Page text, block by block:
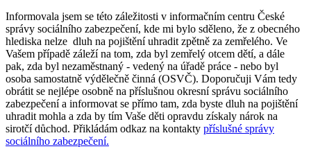
Informovala jsem se této záležitosti v informačním centru České
správy sociálního zabezpečení, kde mi bylo sděleno, že z obecného
hlediska nelze dluh na pojištění uhradit zpětně za zemřelého. Ve
Vašem případě záleží na tom, zda byl zemřelý otcem dětí, a dále
pak, zda byl nezaměstnaný - vedený na úřadě práce - nebo byl
osoba samostatně výdělečně činná (OSVČ). Doporučuji Vám tedy
obrátit se nejlépe osobně na příslušnou okresní správu sociálního
zabezpečení a informovat se přímo tam, zda byste dluh na pojištění
uhradit mohla a zda by tím Vaše děti opravdu získaly nárok na
sirotčí důchod. Přikládám odkaz na kontakty příslušné správy
sociálního zabezpečení.